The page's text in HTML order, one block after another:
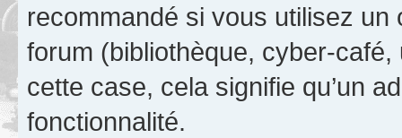
recommandé si vous utilisez
forum (bibliothèque, cyber-
cette case, cela signifie qu’un
fonctionnalité.